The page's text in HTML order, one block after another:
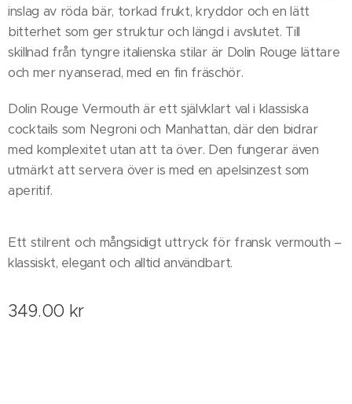
inslag av röda bär, torkad frukt, kryddor och en lätt
bitterhet som ger struktur och längd i avslutet. Till
skillnad från tyngre italienska stilar är Dolin Rouge lättare
och mer nyanserad, med en fin fräschör.
Dolin Rouge Vermouth är ett självklart val i klassiska
cocktails som Negroni och Manhattan, där den bidrar
med komplexitet utan att ta över. Den fungerar även
utmärkt att servera över is med en apelsinzest som
aperitif.
Ett stilrent och mångsidigt uttryck för fransk vermouth –
klassiskt, elegant och alltid användbart.
349.00 kr